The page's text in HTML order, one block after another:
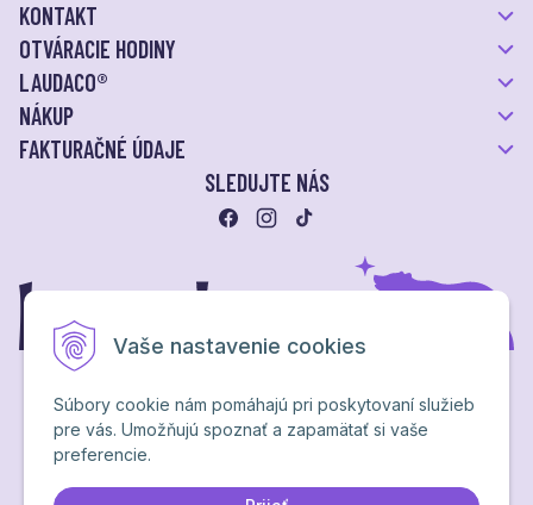
Vaše nastavenie cookies
Súbory cookie nám pomáhajú pri poskytovaní služieb
pre vás. Umožňujú spoznať a zapamätať si vaše
preferencie.
KONTAKT
OTVÁRACIE HODINY
LAUDACO®
NÁKUP
FAKTURAČNÉ ÚDAJE
SLEDUJTE NÁS
Ochrana osobných údajov
NextShop&